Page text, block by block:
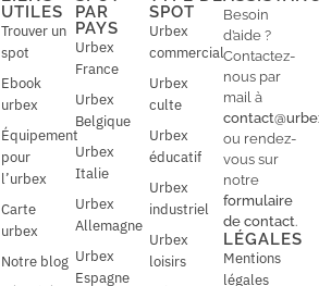
UTILES
Trouver un
spot
Ebook
urbex
Équipement
pour
l’urbex
Carte
urbex
Notre blog
PAR
PAYS
Urbex
France
Urbex
Belgique
Urbex
Italie
Urbex
Allemagne
Urbex
Espagne
SPOT
Urbex
commercial
Urbex
culte
Urbex
éducatif
Urbex
industriel
Urbex
loisirs
Besoin
d’aide ?
Contactez-
nous par
mail à
ou rendez-
vous sur
notre
formulaire
de contact.
LÉGALES
Mentions
légales